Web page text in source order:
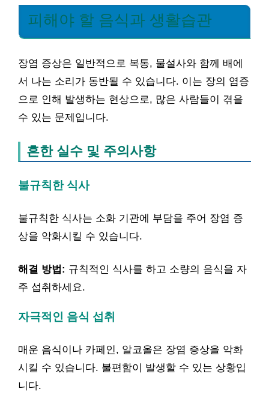
피해야 할 음식과 생활습관
장염 증상은 일반적으로 복통, 물설사와 함께 배에
서 나는 소리가 동반될 수 있습니다. 이는 장의 염증
으로 인해 발생하는 현상으로, 많은 사람들이 겪을
수 있는 문제입니다.
흔한 실수 및 주의사항
불규칙한 식사
불규칙한 식사는 소화 기관에 부담을 주어 장염 증
상을 악화시킬 수 있습니다.
해결 방법: 규칙적인 식사를 하고 소량의 음식을 자
주 섭취하세요.
자극적인 음식 섭취
매운 음식이나 카페인, 알코올은 장염 증상을 악화
시킬 수 있습니다. 불편함이 발생할 수 있는 상황입
니다.